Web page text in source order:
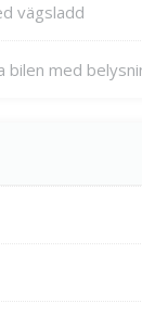
vägsladd
bilen med